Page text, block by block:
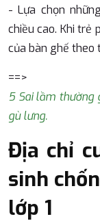
- Lựa chọn
chiều cao. Khi trẻ
của bàn ghế theo
==>
5 Sai lầm thường
gù lưng.
Địa chỉ
sinh
lớp 1